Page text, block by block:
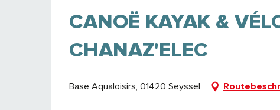
CANOË KAYAK &
CHANAZ'ELEC
Base Aqualoisirs, 01420 Seyssel